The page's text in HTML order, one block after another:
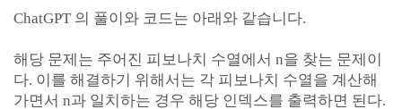
ChatGPT 의 풀이와 코드는 아래와 같습니다.
해당 문제는 주어진 피보나치 수열에서 n을 찾는 문제이
다. 이를 해결하기 위해서는 각 피보나치 수열을 계산해
가면서 n과 일치하는 경우 해당 인덱스를 출력하면 된다.